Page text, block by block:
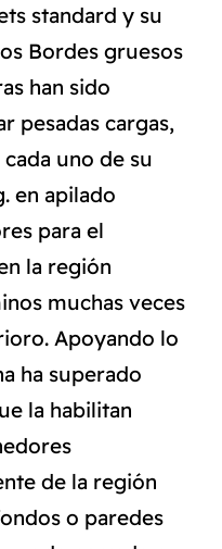
standard y su
Bordes gruesos
han sido
pesadas cargas,
uno de su
en apilado
para el
la región
muchas veces
Apoyando lo
ha superado
la habilitan
de la región
o paredes